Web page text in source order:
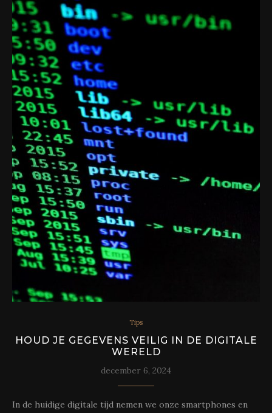
Tips
HOUD JE GEGEVENS VEILIG IN DE DIGITALE
WERELD
december 6, 2024
In de huidige digitale tijd nemen we onze smartphones en